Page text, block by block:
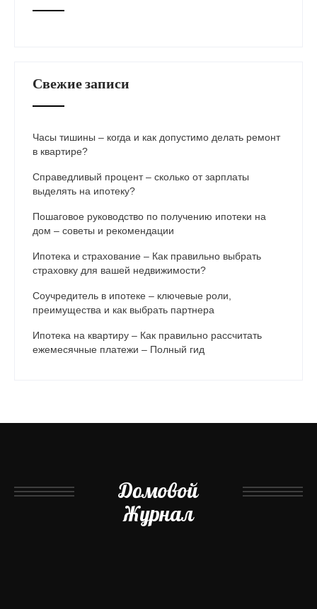
Свежие записи
Часы тишины – когда и как допустимо делать ремонт
в квартире?
Справедливый процент – сколько от зарплаты
выделять на ипотеку?
Пошаговое руководство по получению ипотеки на
дом – советы и рекомендации
Ипотека и страхование – Как правильно выбрать
страховку для вашей недвижимости?
Соучредитель в ипотеке – ключевые роли,
преимущества и как выбрать партнера
Ипотека на квартиру – Как правильно рассчитать
ежемесячные платежи – Полный гид
Домовой
Журнал